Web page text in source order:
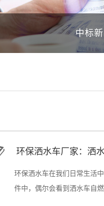
中标新
环保洒水车厂家：洒
环保洒水车在我们日常生活
件中，偶尔会看到洒水车自燃